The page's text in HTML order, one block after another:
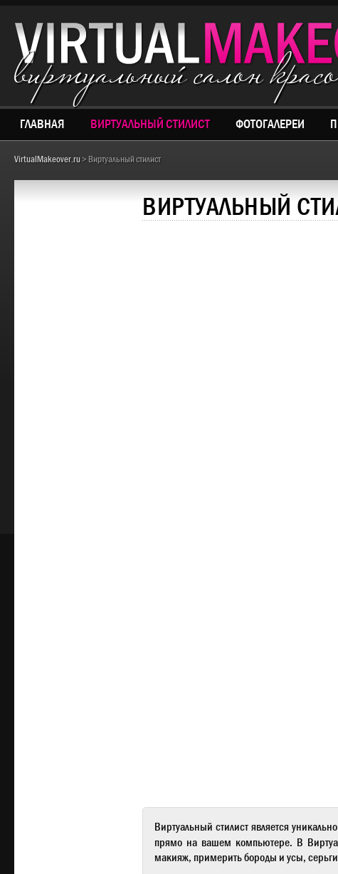
виртуальный салон
ГЛАВНАЯ ВИРТУАЛЬНЫЙ СТИЛИСТ ФОТОГАЛЕРЕИ
VirtualMakeover.ru> Виртуальный стилист
ВИРТУАЛЬНЫЙ
Виртуальный стилистявляется
прямо на вашем компьютере. В
макияж, примерить бороды и усы,